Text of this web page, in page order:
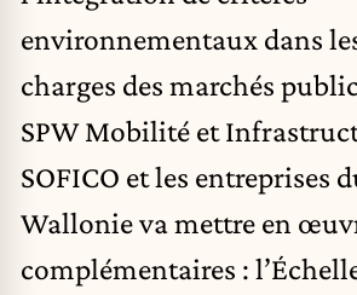
environnementaux dans
charges des marchés
SPW Mobilité et
SOFICO et les entreprises
Wallonie va mettre en
complémentaires :